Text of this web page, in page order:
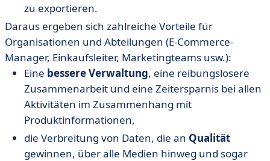
zu exportieren.
Daraus ergeben sich zahlreiche Vorteile für
Organisationen und Abteilungen (E-Commerce-
Manager, Einkaufsleiter, Marketingteams usw.):
Eine bessere Verwaltung, eine reibungslosere
Zusammenarbeit und eine Zeitersparnis bei allen
Aktivitäten im Zusammenhang mit
Produktinformationen,
die Verbreitung von Daten, die an Qualität
gewinnen, über alle Medien hinweg und sogar